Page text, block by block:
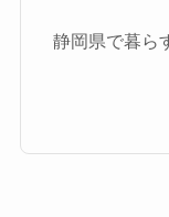
静岡県で暮ら